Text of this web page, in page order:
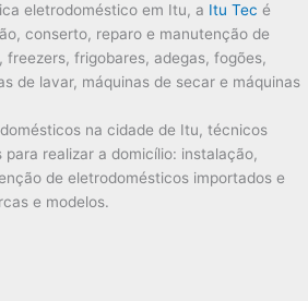
eletrodoméstico em Itu, a Itu Tec é
conserto, reparo e manutenção de
freezers, frigobares, adegas, fogões,
de lavar, máquinas de secar e máquinas
na cidade de Itu, técnicos
realizar a domicílio: instalação,
de eletrodomésticos importados e
e modelos.